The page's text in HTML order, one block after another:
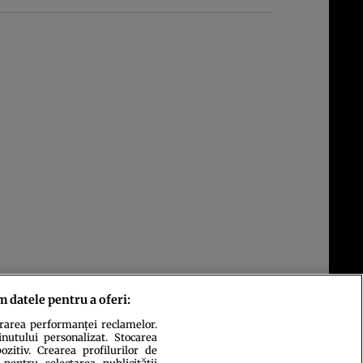
datele pentru a oferi:
performanței reclamelor.
personalizat. Stocarea
Crearea profilurilor de